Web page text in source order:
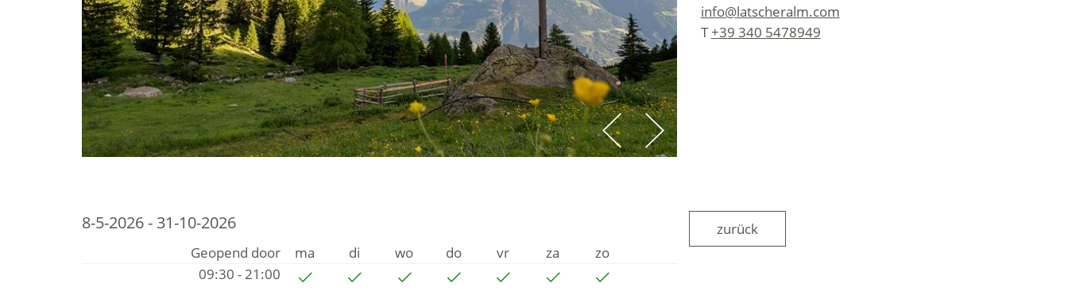
info@latscheralm.com
T+39 340 5478949
8-5-2026 - 31-10-2026
Geopend door ma di wo do vr za
zo
09:30 - 21:00
zurück